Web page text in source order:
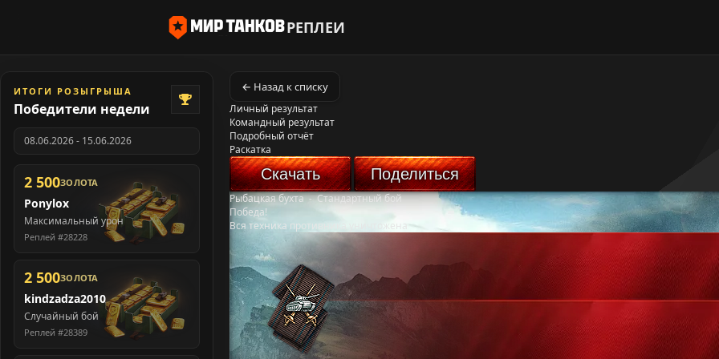
РЕПЛЕИ
ИТОГИ РОЗЫГРЫША
Победители недели
08.06.2026 - 15.06.2026
2 500ЗОЛОТА
Ponylox
Максимальный урон
Реплей #28228
2 500ЗОЛОТА
kindzadza2010
Случайный бой
Реплей #28389
← Назад к списку
Личный результат
Командный результат
Подробный отчёт
Раскатка
Скачать Поделиться
Рыбацкая бухта-Стандартный бой
Победа!
Вся техника противника уничтожена